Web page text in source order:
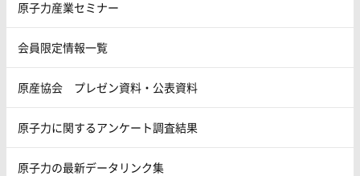
原子力産業セミナー
会員限定情報一覧
原産協会 プレゼン資料・公表資料
原子力に関するアンケート調査結果
原子力の最新データリンク集